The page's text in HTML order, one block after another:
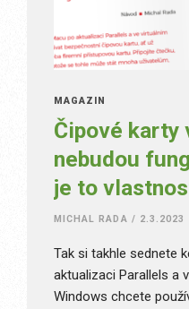
MAGAZÍN
Čipové karty
nebudou
je to
MICHAL RADA / 2.3.2023
Tak si takhle sednete
aktualizaci Parallels a
Windows chcete